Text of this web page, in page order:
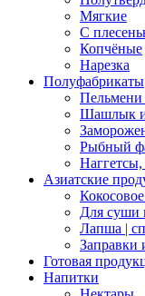
Мягкие
С
Копчёные
Нарезка
Полуфабрикаты
Пельмени
Шашлык и
Рыбный
Азиатские
Для суши
Лапша |
Заправки
Готовая
Напитки